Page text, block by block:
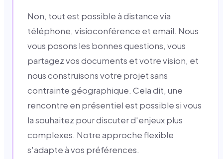
Non, tout est possible à distance via
téléphone, visioconférence et email. Nous
vous posons les bonnes questions, vous
partagez vos documents et votre vision, et
nous construisons votre projet sans
contrainte géographique. Cela dit, une
rencontre en présentiel est possible si vous
la souhaitez pour discuter d'enjeux plus
complexes. Notre approche flexible
s'adapte à vos préférences.